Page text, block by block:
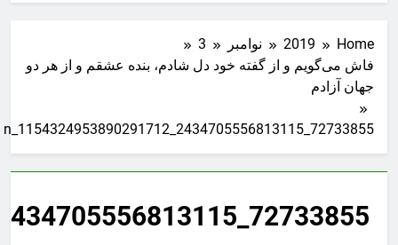
Home
2019 نوامبر
3
فاش می‌گویم و از گفته خود دل شادم، بنده عشقم و از هر دو
جهان آزادم
72733855_2434705556813115_1154324953890291712_n
72733855_2434705556813115_1154324953890291712_n